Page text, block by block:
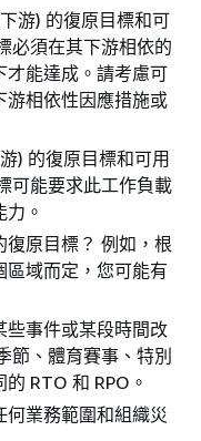
游) 的復原目標和可
必須在其下游相依的
才能達成。請考慮可
游相依性因應措施或
) 的復原目標和可用
可能要求此工作負載
。
原目標？ 例如，根
域而定，您可能有
些事件或某段時間改
節、體育賽事、特別
RTO 和 RPO。
業務範圍和組織災